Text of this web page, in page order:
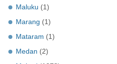
Maluku (1)
Marang (1)
Mataram (1)
Medan (2)